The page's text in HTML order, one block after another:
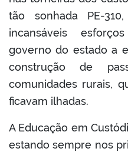
tão sonhada PE-
incansáveis
governo do estado a
construção de
comunidades rurais,
ficavam ilhadas.
A Educação em
estando sempre nos